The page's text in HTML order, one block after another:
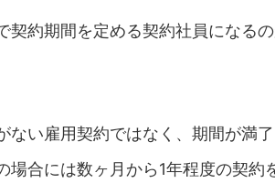
契約期間を定める契約社員になる
ない雇用契約ではなく、期間が満
場合には数ヶ月から1年程度の契約